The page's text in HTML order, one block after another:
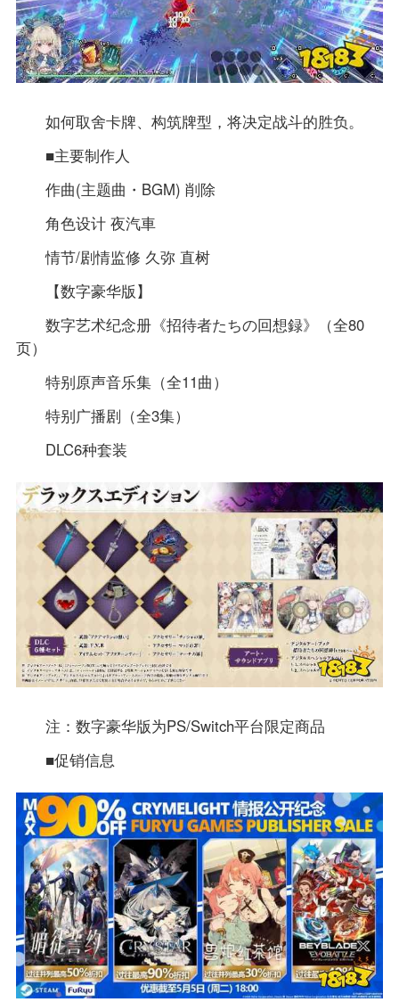
如何取舍卡牌、构筑牌型，将决定战斗的胜负。
■主要制作人
作曲(主题曲・BGM) 削除
角色设计 夜汽車
情节/剧情监修 久弥 直树
【数字豪华版】
数字艺术纪念册《招待者たちの回想録》（全80
页）
特别原声音乐集（全11曲）
特别广播剧（全3集）
DLC6种套装
注：数字豪华版为PS/Switch平台限定商品
■促销信息